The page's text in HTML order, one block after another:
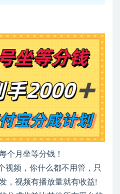
个月坐等分钱！
视频，你什么都不用管，只
，视频有播放量就有收益!